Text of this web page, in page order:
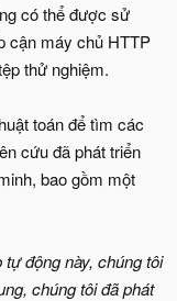
có thể được sử
cận máy chủ HTTP
thử nghiệm.
toán để tìm các
cứu đã phát triển
bao gồm một
động này, chúng tôi
chúng tôi đã phát